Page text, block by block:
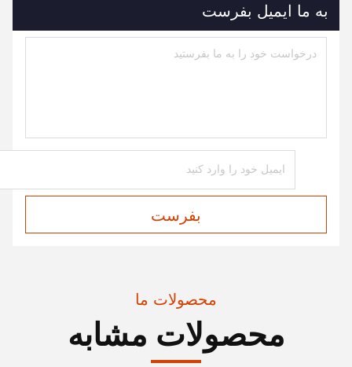
به ما ایمیل بفرست
بفرست
محصولات ما
محصولات مشابه